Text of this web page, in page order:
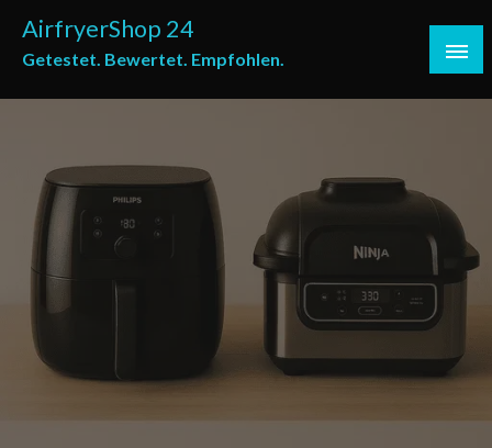
content
AirfryerShop 24
Getestet. Bewertet. Empfohlen.